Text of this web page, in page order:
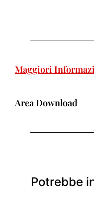
Maggiori
Area Download
Potrebbe